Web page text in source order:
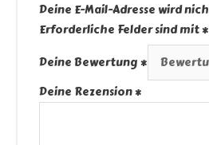
Deine E-Mail-Adresse wird
Erforderliche Felder sind mit*
Deine Bewertung*
Deine Rezension*